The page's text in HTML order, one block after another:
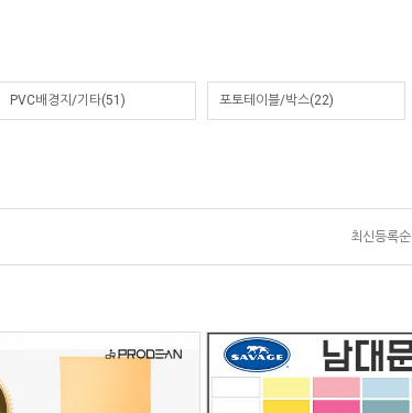
PVC배경지/기타(51) 포토테이블/박스(22)
최신등록순